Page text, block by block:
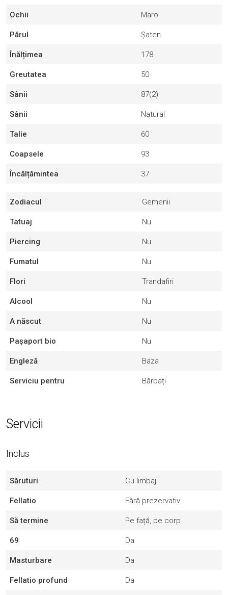
Ochii Maro
Părul Șaten
Înălțimea 178
Greutatea 50
Sânii 87(2)
Sânii Natural
Talie 60
Coapsele 93
Încălțămintea 37
Zodiacul Gemenii
Tatuaj Nu
Piercing Nu
Fumatul Nu
Flori Trandafiri
Alcool Nu
A născut Nu
Pașaport bio Nu
Engleză Baza
Serviciu pentru Bărbați
Servicii
Inclus
Săruturi Cu limbaj
Fellatio Fără prezervativ
Să termine Pe față, pe corp
69 Da
Masturbare Da
Fellatio profund Da